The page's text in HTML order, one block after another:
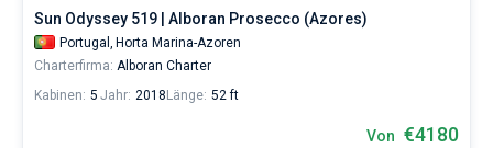
für
Segler,
die
ihr
Sun Odyssey 519 | Alboran Prosecco (Azores)
Portugal, Horta Marina-Azoren
Charterfirma: Alboran Charter
Kabinen: 5 Jahr: 2018 Länge: 52 ft
Von €4180